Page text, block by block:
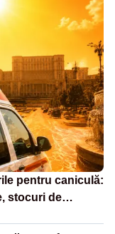
pentru caniculă:
stocuri de
în spațiile